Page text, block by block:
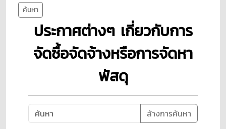
ค้นหา
ประกาศต่างๆ เกี่ยวกับการ
จัดซื้อจัดจ้างหรือการจัดหา
พัสดุ
ล้างการค้นหา